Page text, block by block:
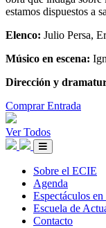
estamos dispuestos a
Elenco: Julio Persa,
Músico en escena:
Dirección y
Comprar Entrada
Ver Todos
Sobre el ECIE
Agenda
Espectáculos en
Escuela de
Contacto